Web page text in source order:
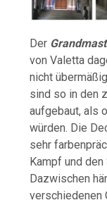
Der
von Valetta
nicht
sind so in den
aufgebaut, als
würden. Die
sehr
Kampf und
Dazwischen
verschiedenen